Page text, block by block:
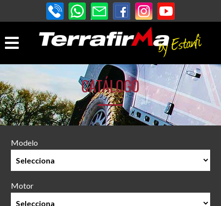
CATÁLOGO
Modelo
Motor